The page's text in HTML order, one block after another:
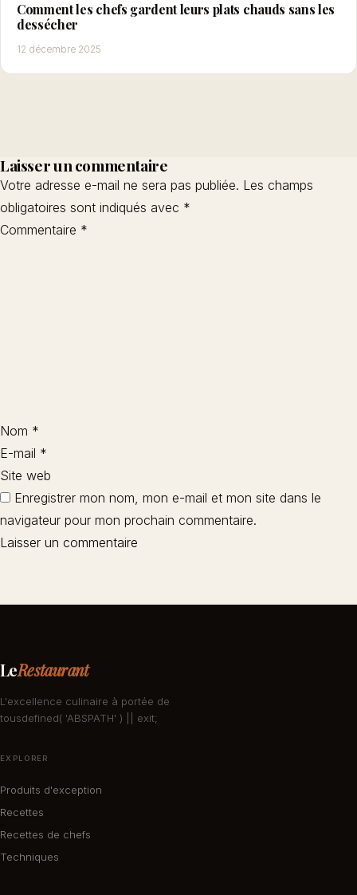
Comment les chefs gardent leurs plats chauds sans les
dessécher
12 décembre 2025
Laisser un commentaire
Votre adresse e-mail ne sera pas publiée. Les champs
obligatoires sont indiqués avec *
Commentaire *
Nom *
E-mail *
Site web
Enregistrer mon nom, mon e-mail et mon site dans le
navigateur pour mon prochain commentaire.
LeRestaurant
L'excellence culinaire à portée de
tousdefined( 'ABSPATH' ) || exit;
EXPLORER
Produits d'exception
Recettes
Recettes de chefs
Techniques